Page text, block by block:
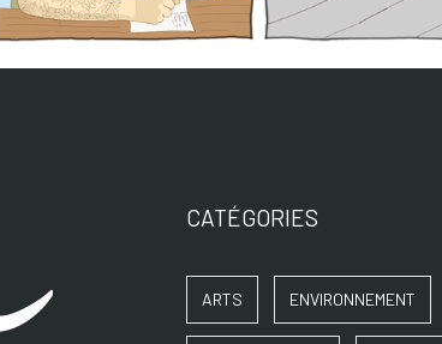
CATÉGORIES
ARTS ENVIRONNEMENT